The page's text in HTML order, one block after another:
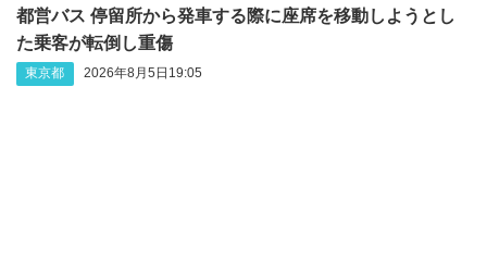
都営バス 停留所から発車する際に座席を移動しようとし
た乗客が転倒し重傷
東京都 2026年8月5日19:05